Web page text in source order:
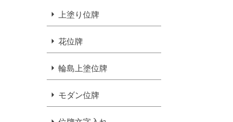
上塗り位牌
花位牌
輪島上塗位牌
モダン位牌